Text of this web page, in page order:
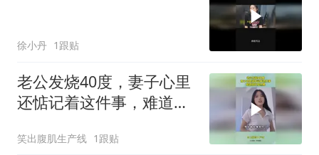
徐小丹 1跟贴
老公发烧40度，妻子心里
还惦记着这件事，难道喜
笑出腹肌生产线 1跟贴